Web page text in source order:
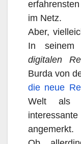
im Netz.
Aber,
In
digitalen
Burda von
die neue
Welt als
angemerkt.